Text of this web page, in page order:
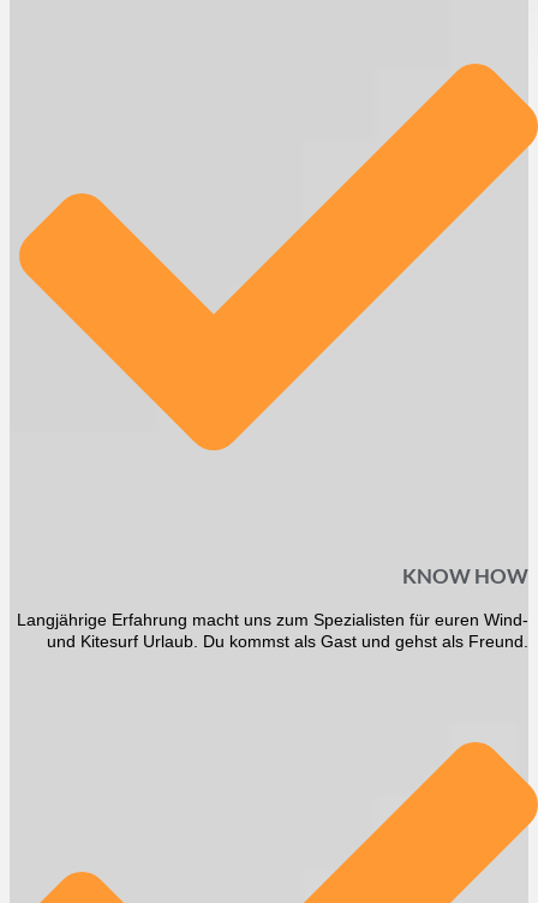
KNOW HOW
Langjährige Erfahrung macht uns zum Spezialisten für euren Wind-
und Kitesurf Urlaub. Du kommst als Gast und gehst als Freund.